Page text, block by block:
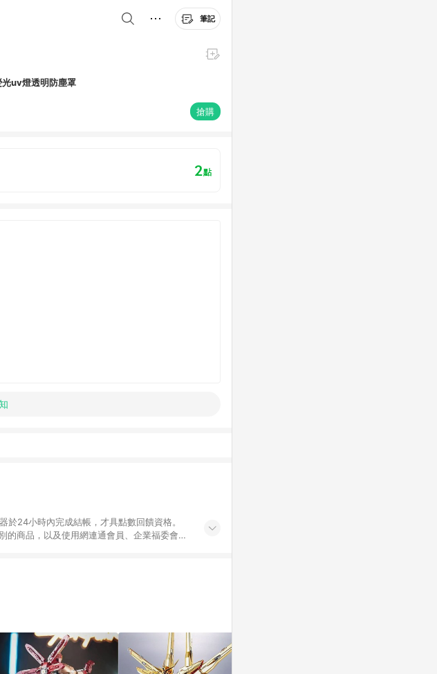
筆記
uv燈透明防塵罩
搶購
2點
於24小時內完成結帳，才具點數回饋資格。
的商品，以及使用網連通會員、企業福委會員
物ETMall，將無法獲得點數回饋。 5. 點數回
時開放「回饋無上限」)，以同一訂單中同一
物ETMall銷售網頁不符，以銷售網頁標示為
詢；若超過180天(含)以上進行申訴，恕無法
。各點數紅包之適用商品與使用條件請依點數